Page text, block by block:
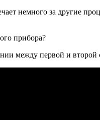
немного за другие
прибора?
между первой и второй